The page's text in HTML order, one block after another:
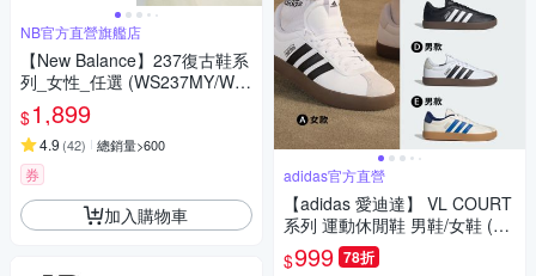
NB官方直營旗艦店
【New Balance】237復古鞋系
列_女性_任選 (WS237MY/WS
237YW)
$1,899
4.9 (42) 總銷量>600
券
加入購物車
adidas官方直營
【adidas 愛迪達】 VL COURT
系列 運動休閒鞋 男鞋/女鞋 (多
款任選)
$999 78折